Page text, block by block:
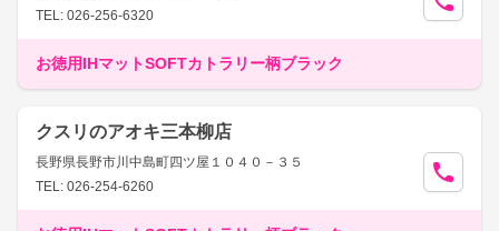
TEL: 026-256-6320
お徳用IHマットSOFTカトラリー柄ブラック
クスリのアオキ三本柳店
長野県長野市川中島町四ツ屋１０４０－３５
TEL: 026-254-6260